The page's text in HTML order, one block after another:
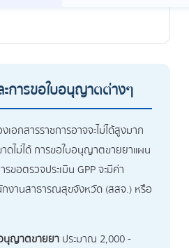
ะการขอใบอนุญาตต่างๆ
อกสารราชการอาจจะไม่ได้สูงมาก
ดไม่ได้ การขอใบอนุญาตขายยาแผน
ขอตรวจประเมิน GPP จะมีค่า
งานสาธารณสุขจังหวัด (สสจ.) หรือ
นุญาตขายยาประมาณ 2,000 -